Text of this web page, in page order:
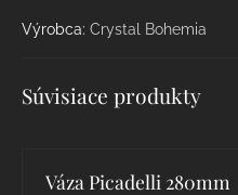
Výrobca: Crystal Bohemia
Súvisiace produkty
Váza Picadelli 280mm